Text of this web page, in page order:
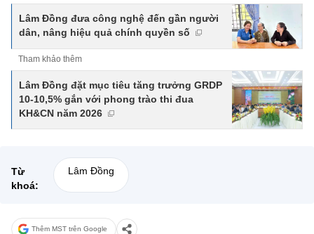
Lâm Đồng đưa công nghệ đến gần người
dân, nâng hiệu quả chính quyền số
Tham khảo thêm
Lâm Đồng đặt mục tiêu tăng trưởng GRDP
10-10,5% gắn với phong trào thi đua
KH&CN năm 2026
Từ
khoá:
Lâm Đồng
Thêm MST trên Google